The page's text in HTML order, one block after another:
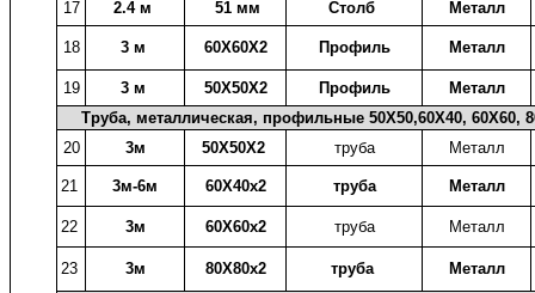
17
2.4 м 51 мм Столб Металл
18 3 м 60X60X2 Профиль Металл
19 3 м 50X50X2 Профиль
Металл
Труба, металлическая, профильные 50X50,60X40, 60X60,
20
3м 50X50X2 труба Металл
21 3м-6м 60X40x2 труба Металл
22 3м 60X60x2 труба Металл
23 3м 80X80x2 труба
Металл